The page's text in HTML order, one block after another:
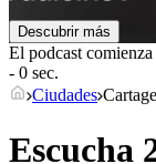
Descubrir más
El podcast comienza
- 0 sec.
Ciudades
Escucha